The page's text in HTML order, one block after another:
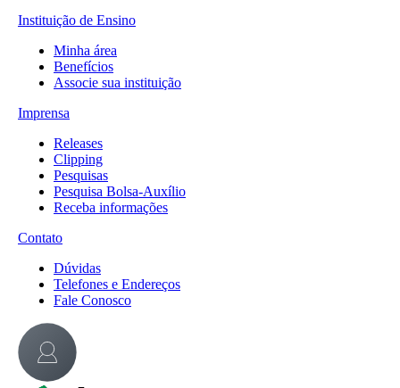
Instituição de Ensino
Minha área
Benefícios
Associe sua instituição
Imprensa
Releases
Clipping
Pesquisas
Pesquisa Bolsa-Auxílio
Receba informações
Contato
Dúvidas
Telefones e Endereços
Fale Conosco